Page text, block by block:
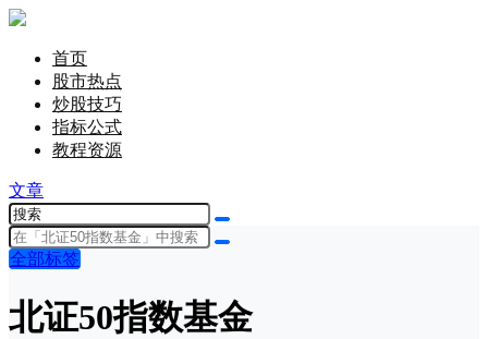
首页
股市热点
炒股技巧
指标公式
教程资源
文章
全部标签
北证50指数基金